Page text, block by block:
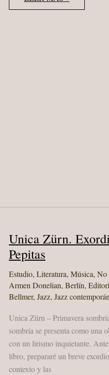
ZÜRN
“EL
Unica Zürn.
Pepitas
Estudio, Literatura, Música, No
Armen Donelian, Berlín,
Bellmer, Jazz, Jazz
Unica Zürn – Primavera
sombría se presenta como una
con un lirismo inquietante.
libro, prepararé un breve
contexto y las